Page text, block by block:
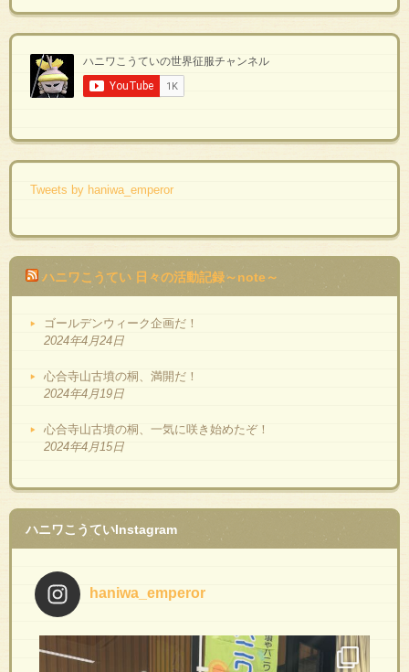
Tweets by haniwa_emperor
ハニワこうてい 日々の活動記録～note～
ゴールデンウィーク企画だ！
2024年4月24日
心合寺山古墳の桐、満開だ！
2024年4月19日
心合寺山古墳の桐、一気に咲き始めたぞ！
2024年4月15日
ハニワこうていInstagram
haniwa_emperor